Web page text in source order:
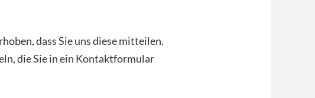
dass Sie uns diese mitteilen.
die Sie in ein Kontaktformular